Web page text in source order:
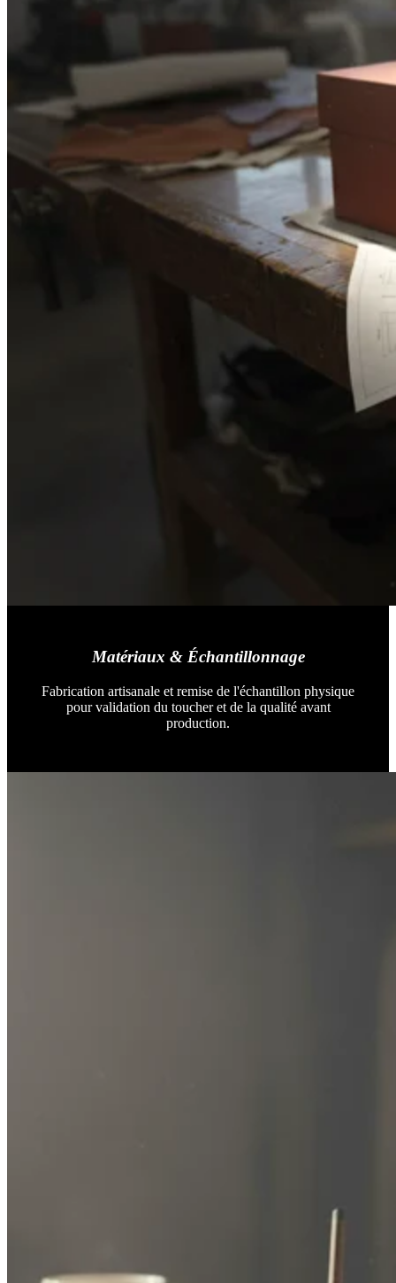
Matériaux & Échantillonnage
Fabrication artisanale et remise de l'échantillon physique
pour validation du toucher et de la qualité avant
production.